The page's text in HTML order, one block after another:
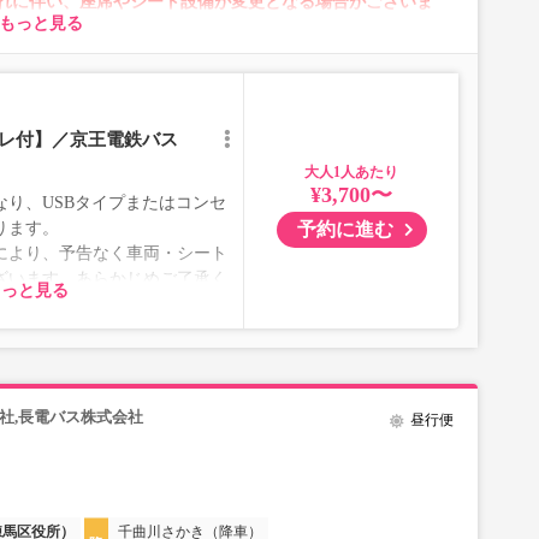
もっと見る
付】／京王電鉄バス
、USBタイプまたはコンセ
す。
り、予告なく車両・シート
ます。あらかじめご了承く
と見る
大人
¥3,700〜
予約に進む
,長電バス株式会社 昼行便
区役所） 千曲川さかき（降車）